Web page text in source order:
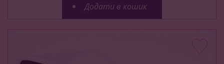
Додати в кошик